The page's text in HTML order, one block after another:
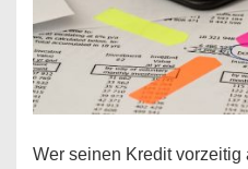
Wer seinen Kredit